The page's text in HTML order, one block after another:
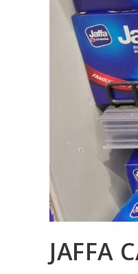
JAFFA